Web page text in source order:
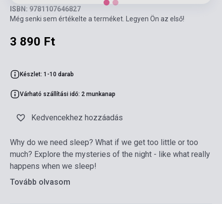
ISBN: 9781107646827
Még senki sem értékelte a terméket. Legyen Ön az első!
3 890 Ft
Készlet: 1-10 darab
Várható szállítási idő: 2 munkanap
Kedvencekhez hozzáadás
Why do we need sleep? What if we get too little or too
much? Explore the mysteries of the night - like what really
happens when we sleep!
Tovább olvasom